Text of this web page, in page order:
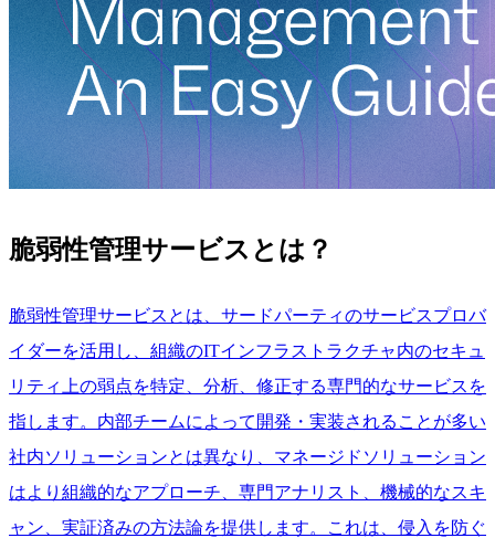
脆弱性管理サービスとは？
脆弱性管理サービスとは、サードパーティのサービスプロバ
イダーを活用し、組織のITインフラストラクチャ内のセキュ
リティ上の弱点を特定、分析、修正する専門的なサービスを
指します。内部チームによって開発・実装されることが多い
社内ソリューションとは異なり、マネージドソリューション
はより組織的なアプローチ、専門アナリスト、機械的なスキ
ャン、実証済みの方法論を提供します。これは、侵入を防ぐ